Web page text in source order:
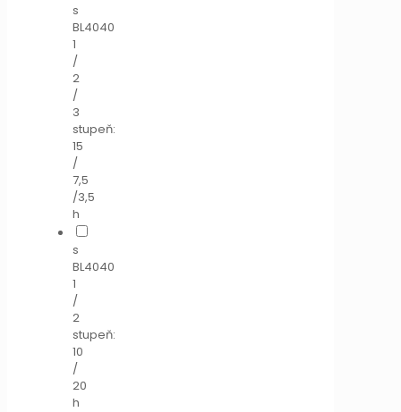
s
BL4040
1
/
2
/
3
stupeň:
15
/
7,5
/3,5
h
s
BL4040
1
/
2
stupeň:
10
/
20
h